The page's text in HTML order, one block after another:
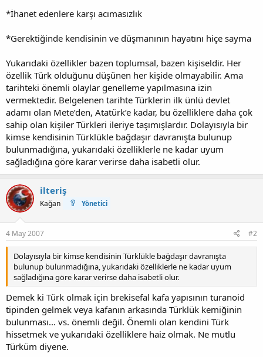
*İhanet edenlere karşı acımasızlık
*Gerektiğinde kendisinin ve düşmanının hayatını hiçe sayma
Yukarıdaki özellikler bazen toplumsal, bazen kişiseldir. Her
özellik Türk olduğunu düşünen her kişide olmayabilir. Ama
tarihteki önemli olaylar genelleme yapılmasına izin
vermektedir. Belgelenen tarihte Türklerin ilk ünlü devlet
adamı olan Mete’den, Atatürk’e kadar, bu özelliklere daha çok
sahip olan kişiler Türkleri ileriye taşımışlardır. Dolayısıyla bir
kimse kendisinin Türklükle bağdaşır davranışta bulunup
bulunmadığına, yukarıdaki özelliklerle ne kadar uyum
sağladığına göre karar verirse daha isabetli olur.
ilteriş
Kağan Yönetici
4 May 2007 #2
Dolayısıyla bir kimse kendisinin Türklükle bağdaşır davranışta
bulunup bulunmadığına, yukarıdaki özelliklerle ne kadar uyum
sağladığına göre karar verirse daha isabetli olur.
Demek ki Türk olmak için brekisefal kafa yapısının turanoid
tipinden gelmek veya kafanın arkasında Türklük kemiğinin
bulunması... vs. önemli değil. Önemli olan kendini Türk
hissetmek ve yukarıdaki özelliklere haiz olmak. Ne mutlu
Türküm diyene.